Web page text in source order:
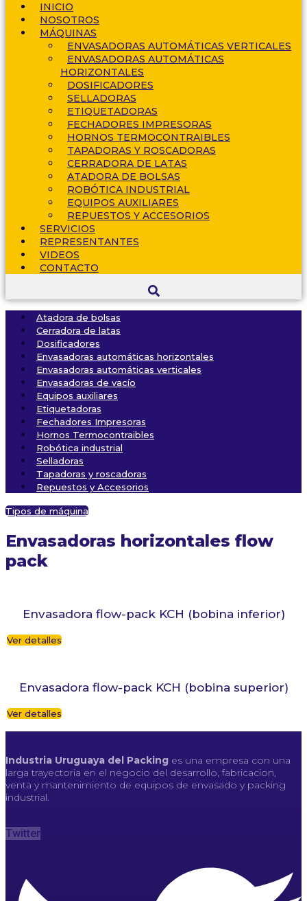
INICIO
NOSOTROS
MÁQUINAS
ENVASADORAS AUTOMÁTICAS VERTICALES
ENVASADORAS AUTOMÁTICAS
HORIZONTALES
DOSIFICADORES
SELLADORAS
ETIQUETADORAS
FECHADORES IMPRESORAS
HORNOS TERMOCONTRAIBLES
TAPADORAS Y ROSCADORAS
CERRADORA DE LATAS
ATADORA DE BOLSAS
ROBÓTICA INDUSTRIAL
EQUIPOS AUXILIARES
REPUESTOS Y ACCESORIOS
SERVICIOS
REPRESENTANTES
VIDEOS
CONTACTO
Atadora de bolsas
Cerradora de latas
Dosificadores
Envasadoras automáticas horizontales
Envasadoras automáticas verticales
Envasadoras de vacío
Equipos auxiliares
Etiquetadoras
Fechadores Impresoras
Hornos Termocontraibles
Robótica industrial
Selladoras
Tapadoras y roscadoras
Repuestos y Accesorios
Tipos de máquina
Envasadoras horizontales flow
pack
Envasadora flow-pack KCH (bobina inferior)
Ver detalles
Envasadora flow-pack KCH (bobina superior)
Ver detalles
Industria Uruguaya del Packing es una empresa con una
larga trayectoria en el negocio del desarrollo, fabricacion,
venta y mantenimiento de equipos de envasado y packing
industrial.
Twitter